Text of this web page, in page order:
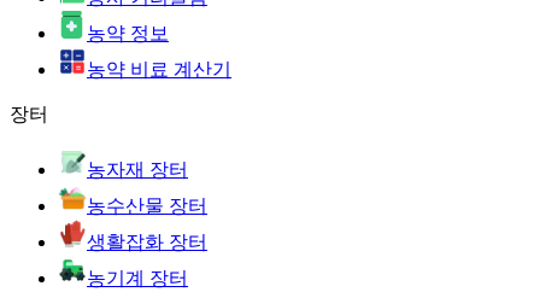
농약 정보
농약 비료 계산기
장터
농자재 장터
농수산물 장터
생활잡화 장터
농기계 장터